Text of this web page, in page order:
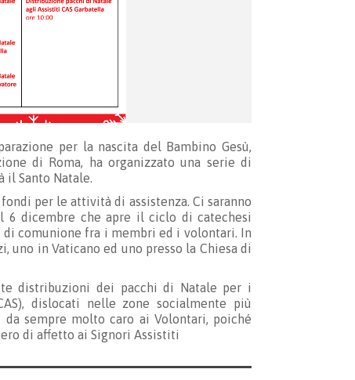
per la nascita del Bambino Gesù,
di Roma, ha organizzato una serie di
il Santo Natale.
per le attività di assistenza. Ci saranno
6 dicembre che apre il ciclo di catechesi
di comunione fra i membri ed i volontari. In
in Vaticano ed uno presso la Chiesa di
distribuzioni dei pacchi di Natale per i
dislocati nelle zone socialmente più
sempre molto caro ai Volontari, poiché
di affetto ai Signori Assistiti